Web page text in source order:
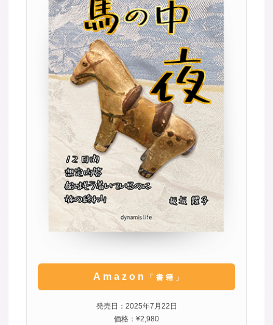
Amazon 「書籍」
発売日：2025年7月22日
価格：¥2,980